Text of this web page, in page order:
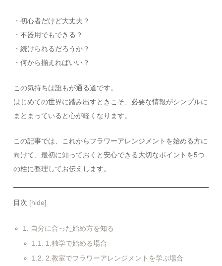
・初心者だけど大丈夫？
・不器用でもできる？
・続けられるだろうか？
・何から揃えればいい？
この気持ちは誰もが通る道です。
はじめての世界に踏み出すときこそ、必要な情報がシンプルに
まとまっていると心が軽くなります。
この記事では、これからフラワーアレンジメントを始める方に
向けて、最初に知っておくと安心できる大切なポイントを5つ
の柱に整理してお伝えします。
目次 [hide]
1.
自分に合った始め方を知る
1.1.
1.独学で始める場合
1.2.
2.教室でフラワーアレンジメントを学ぶ場合